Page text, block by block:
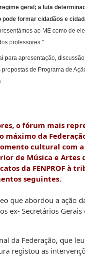
geral; a luta
formar cidadãos e
ao ME como de
professores.”
apresentação,
de Programa de
o fórum mais
da
cultural com
de Música e
da FENPROF à
seguintes.
que abordou a ação
ex- Secretários
da Federação, que
registou as